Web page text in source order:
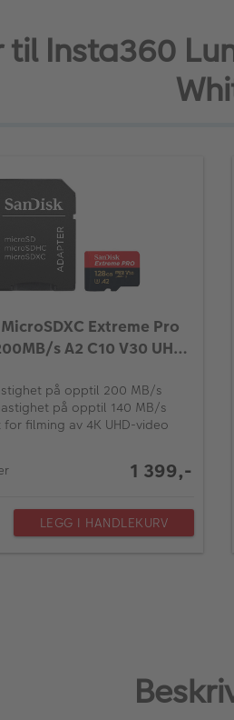
Insta360
Extreme Pro
s A2 C10 V30 UHS-
på opptil 200 MB/s
på opptil 140 MB/s
for filming av 4K UHD-video
1 399,-
LEGG I HANDLEKURV